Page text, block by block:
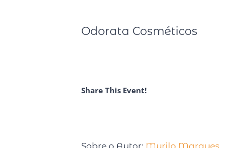
Odorata Cosméticos
Share This Event!
Sobre o Autor: Murilo Marques